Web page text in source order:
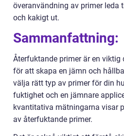
överanvändning av primer leda
och kakigt ut.
Sammanfattning:
Återfuktande primer är en viktig
för att skapa en jämn och
välja rätt typ av primer för din
fuktighet och en jämnare
kvantitativa mätningarna visar
av återfuktande primer.